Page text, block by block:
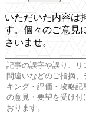
いただいた内容は
す。個々のご意見
さいませ。